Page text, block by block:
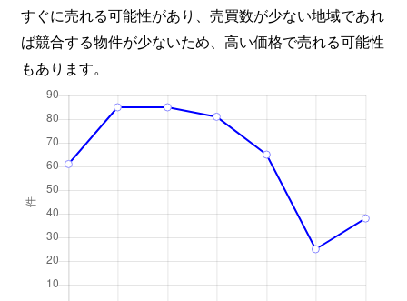
すぐに売れる可能性があり、売買数が少ない地域であれ
ば競合する物件が少ないため、高い価格で売れる可能性
もあります。